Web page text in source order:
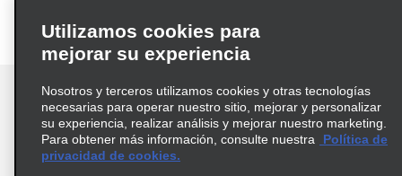
Términos de uso
Política de privacidad
Utilizamos cookies para
mejorar su experiencia
Nosotros y terceros utilizamos cookies y otras tecnologías
necesarias para operar nuestro sitio, mejorar y personalizar
su experiencia, realizar análisis y mejorar nuestro marketing.
Para obtener más información, consulte nuestra
Política de
privacidad de cookies.